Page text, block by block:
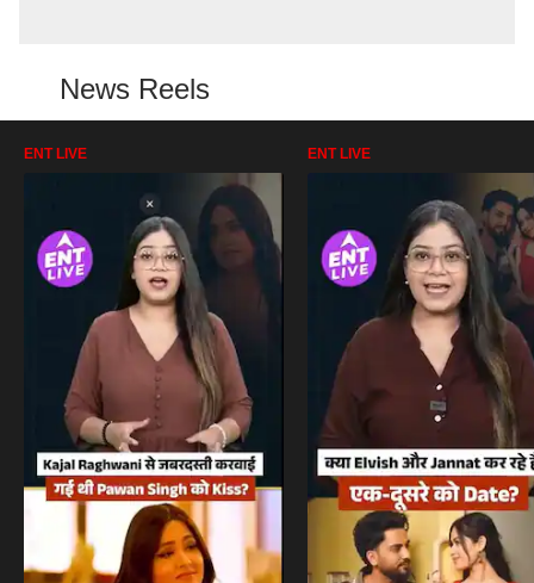
News Reels
ENT LIVE ENT LIVE